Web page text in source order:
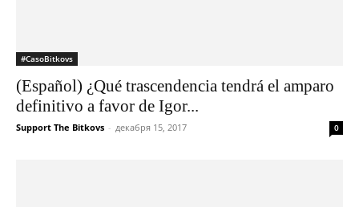
#CasoBitkovs
(Español) ¿Qué trascendencia tendrá el amparo
definitivo a favor de Igor...
Support The Bitkovs - декабря 15, 2017 0